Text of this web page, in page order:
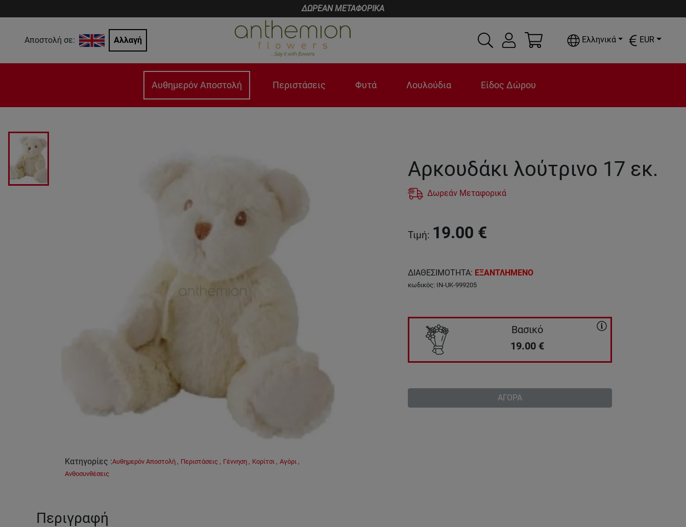
ΔΩΡΕΑΝ ΜΕΤΑΦΟΡΙΚΑ
Αποστολή σε: Αλλαγή Ελληνικά EUR
Αυθημερόν Αποστολή Περιστάσεις Φυτά Λουλούδια Είδος Δώρου
Κατηγορίες :Αυθημερόν Αποστολή , Περιστάσεις , Γέννηση , Κορίτσι , Αγόρι ,
Ανθοσυνθέσεις
Περιγραφή
Αρκουδάκι λούτρινο 17 εκ.
Δωρεάν Μεταφορικά
Τιμή: 19.00 €
ΔΙΑΘΕΣΙΜΟΤΗΤΑ: ΕΞΑΝΤΛΗΜΕΝΟ
κωδικός: IN-UK-999205
Βασικό
19.00 €
ΑΓΟΡΑ